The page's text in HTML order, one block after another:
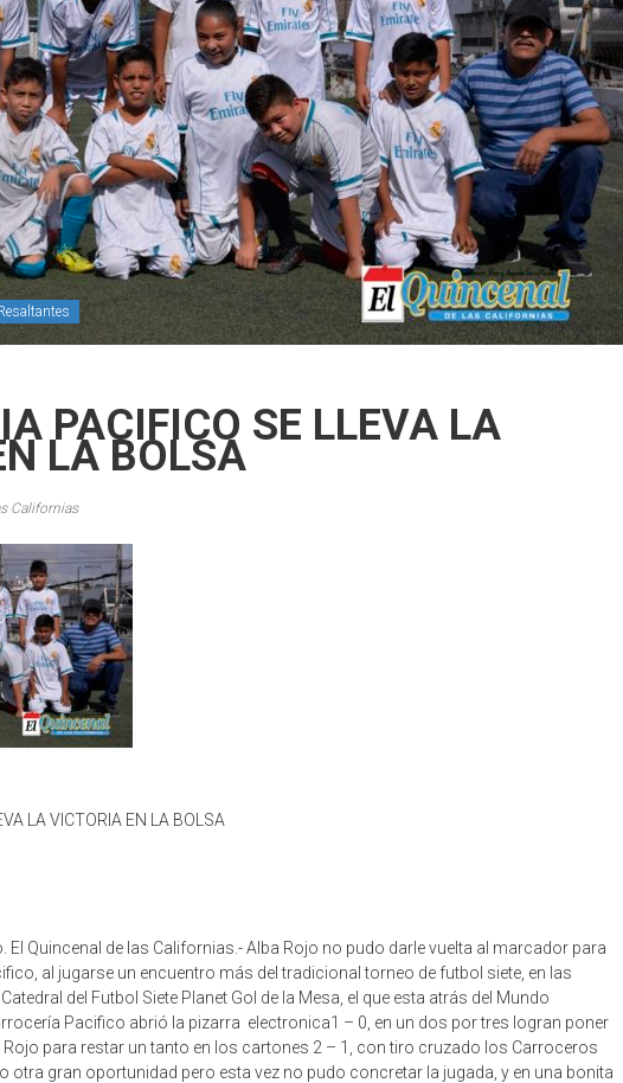
PACIFICO SE LLEVA LA
LA BOLSA
Californias
LA VICTORIA EN LA BOLSA
El Quincenal de las Californias.- Alba Rojo no pudo darle vuelta al marcador para
al jugarse un encuentro más del tradicional torneo de futbol siete, en las
del Futbol Siete Planet Gol de la Mesa, el que esta atrás del Mundo
Pacifico abrió la pizarra electronica1 – 0, en un dos por tres logran poner
Rojo para restar un tanto en los cartones 2 – 1, con tiro cruzado los Carroceros
otra gran oportunidad pero esta vez no pudo concretar la jugada, y en una bonita